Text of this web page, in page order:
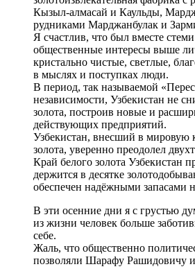
Кызыл-алмасай и Каульды,
рудниками Марджанбулак и
Я счастлив, что был вместе
общественные интересы выше
кристально чистые, светлые,
в мыслях и поступках люди.
В период, так называемой
независимости, Узбекистан не
золота, построив новые и
действующих предприятий.
Узбекистан, внесший в мировую
золота, уверенно преодолел
Край белого золота Узбекистан
держится в десятке
обеспечен надёжными запасами
В эти осенние дни я с грустью
из жизни человек больше
себе.
Жаль, что общественно
позволяли Шарафу Рашидовичу